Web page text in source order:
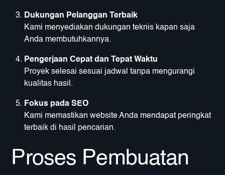
Dukungan Pelanggan Terbaik
Kami menyediakan dukungan teknis kapan saja
Anda membutuhkannya.
Pengerjaan Cepat dan Tepat Waktu
Proyek selesai sesuai jadwal tanpa mengurangi
kualitas hasil.
Fokus pada SEO
Kami memastikan website Anda mendapat peringkat
terbaik di hasil pencarian.
Proses Pembuatan